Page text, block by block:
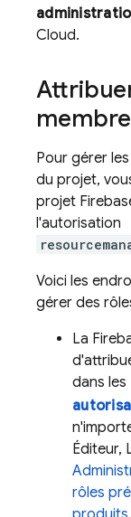
Cloud.
Pour gérer
du projet,
projet
l'autorisation
Voici les
gérer des
La
dans les
Éditeur,
rôles